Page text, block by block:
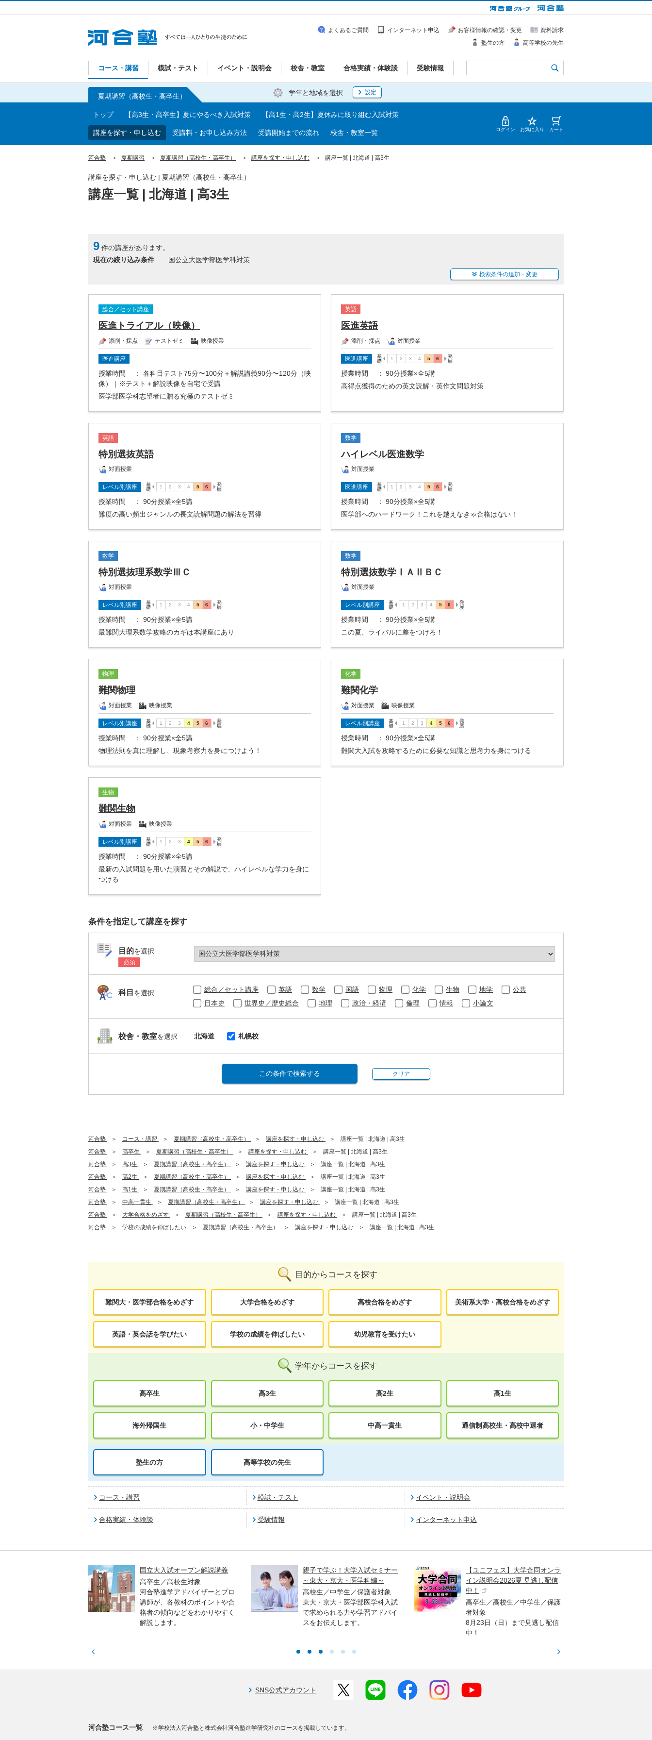
コース・講習 模試・テスト イベント・説明会 校舎・教室 合格実績・体験談 受験情報
よくあるご質問 インターネット申込 お客様情報の確認・変更
資料請求
塾生の方
高等学校の先生
学年と地域を選択 設定
夏期講習（高校生・高卒生）
トップ 【高3生・高卒生】夏にやるべき入試対策 【高1生・高2生】夏休みに取り組む入試対策
講座を探す・申し込む 受講料・お申し込み方法 受講開始までの流れ 校舎・教室一覧 ログイン お気に入り カート
河合塾 夏期講習 夏期講習（高校生・高卒生） 講座を探す・申し込む 講座一覧 | 北海道 | 高3生
講座一覧 | 北海道 | 高3生
講座を探す・申し込む | 夏期講習（高校生・高卒生）
9 件の講座があります。
現在の絞り込み条件
国公立大医学部医学科対策
検索条件の追加・変更
総合／セット講座
医進トライアル（映像）
添削・採点 テストゼミ 映像授業
医進講座
授業時間
： 各科目テスト75分〜100分＋解説講義90分〜120分（映
像）｜※テスト＋解説映像を自宅で受講
医学部医学科志望者に贈る究極のテストゼミ
英語
医進英語
添削・採点 対面授業
医進講座
授業時間
： 90分授業×全5講
高得点獲得のための英文読解・英作文問題対策
英語
特別選抜英語
対面授業
レベル別講座
授業時間
： 90分授業×全5講
難度の高い頻出ジャンルの長文読解問題の解法を習得
数学
ハイレベル医進数学
対面授業
医進講座
授業時間
： 90分授業×全5講
医学部へのハードワーク！これを越えなきゃ合格はない！
数学
特別選抜理系数学ⅢＣ
対面授業
レベル別講座
授業時間
： 90分授業×全5講
最難関大理系数学攻略のカギは本講座にあり
数学
特別選抜数学ⅠＡⅡＢＣ
対面授業
レベル別講座
授業時間
： 90分授業×全5講
この夏、ライバルに差をつけろ！
物理
難関物理
対面授業 映像授業
レベル別講座
授業時間
： 90分授業×全5講
物理法則を真に理解し、現象考察力を身につけよう！
化学
難関化学
対面授業 映像授業
レベル別講座
授業時間
： 90分授業×全5講
難関大入試を攻略するために必要な知識と思考力を身につける
生物
難関生物
対面授業 映像授業
レベル別講座
授業時間
： 90分授業×全5講
最新の入試問題を用いた演習とその解説で、ハイレベルな学力を身に
つける
条件を指定して講座を探す
目的を選択
必須
科目 を選択 総合／セット講座 英語 数学 国語 物理 化学 生物 地学
公共
日本史
世界史／歴史総合 地理 政治・経済 倫理 情報 小論文
校舎・教室を選択 北海道 札幌校
この条件で検索する クリア
河合塾 コース・講習 夏期講習（高校生・高卒生） 講座を探す・申し込む
講座一覧 | 北海道 | 高3生
河合塾
高卒生 夏期講習（高校生・高卒生） 講座を探す・申し込む
講座一覧 | 北海道 | 高3生
河合塾
高3生 夏期講習（高校生・高卒生） 講座を探す・申し込む
講座一覧 | 北海道 | 高3生
河合塾
高2生 夏期講習（高校生・高卒生） 講座を探す・申し込む
講座一覧 | 北海道 | 高3生
河合塾
高1生 夏期講習（高校生・高卒生） 講座を探す・申し込む
講座一覧 | 北海道 | 高3生
河合塾
中高一貫生 夏期講習（高校生・高卒生） 講座を探す・申し込む
講座一覧 | 北海道 | 高3生
河合塾
大学合格をめざす 夏期講習（高校生・高卒生） 講座を探す・申し込む
講座一覧 | 北海道 | 高3生
河合塾
学校の成績を伸ばしたい 夏期講習（高校生・高卒生） 講座を探す・申し込む 講座一覧 | 北海道 | 高3生
目的からコースを探す
難関大・医学部合格をめざす 大学合格をめざす 高校合格をめざす 美術系大学・高校合格をめざす
英語・英会話を学びたい 学校の成績を伸ばしたい 幼児教育を受けたい
学年からコースを探す
高卒生 高3生 高2生 高1生
海外帰国生 小・中学生 中高一貫生 通信制高校生・高校中退者
塾生の方 高等学校の先生
コース・講習 模試・テスト イベント・説明会
合格実績・体験談 受験情報 インターネット申込
国立大入試オープン解説講義
高卒生／高校生対象
河合塾進学アドバイザーとプロ
講師が、各教科のポイントや合
格者の傾向などをわかりやすく
解説します。
親子で学ぶ！大学入試セミナー
～東大・京大・医学科編～
高校生／中学生／保護者対象
東大・京大・医学部医学科入試
で求められる力や学習アドバイ
スをお伝えします。
【ユニフェス】大学合同オンラ
イン説明会2026夏 見逃し配信
中！
高卒生／高校生／中学生／保護
者対象
8月23日（日）まで見逃し配信
中！
SNS公式アカウント
河合塾コース一覧 ※学校法人河合塾と株式会社河合塾進学研究社のコースを掲載しています。